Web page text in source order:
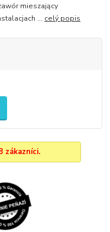
mieszający
... celý popis
zákazníci.